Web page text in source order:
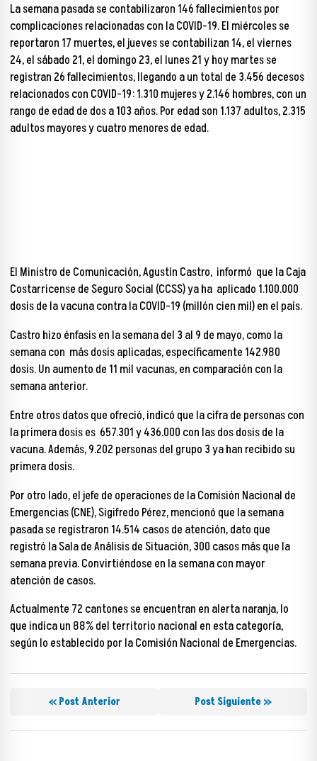
La semana pasada se contabilizaron 146 fallecimientos por
complicaciones relacionadas con la COVID-19. El miércoles se
reportaron 17 muertes, el jueves se contabilizan 14, el viernes
24, el sábado 21, el domingo 23, el lunes 21 y hoy martes se
registran 26 fallecimientos, llegando a un total de 3.456 decesos
relacionados con COVID-19: 1.310 mujeres y 2.146 hombres, con un
rango de edad de dos a 103 años. Por edad son 1.137 adultos, 2.315
adultos mayores y cuatro menores de edad.
El Ministro de Comunicación, Agustín Castro, informó que la Caja
Costarricense de Seguro Social (CCSS) ya ha aplicado 1.100.000
dosis de la vacuna contra la COVID-19 (millón cien mil) en el país.
Castro hizo énfasis en la semana del 3 al 9 de mayo, como la
semana con más dosis aplicadas, específicamente 142.980
dosis. Un aumento de 11 mil vacunas, en comparación con la
semana anterior.
Entre otros datos que ofreció, indicó que la cifra de personas con
la primera dosis es 657.301 y 436.000 con las dos dosis de la
vacuna. Además, 9.202 personas del grupo 3 ya han recibido su
primera dosis.
Por otro lado, el jefe de operaciones de la Comisión Nacional de
Emergencias (CNE), Sigifredo Pérez, mencionó que la semana
pasada se registraron 14.514 casos de atención, dato que
registró la Sala de Análisis de Situación, 300 casos más que la
semana previa. Convirtiéndose en la semana con mayor
atención de casos.
Actualmente 72 cantones se encuentran en alerta naranja, lo
que indica un 88% del territorio nacional en esta categoría,
según lo establecido por la Comisión Nacional de Emergencias.
« Post Anterior Post Siguiente »